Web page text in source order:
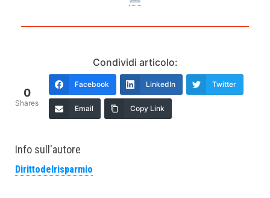
Condividi articolo:
0
Shares
Facebook LinkedIn Twitter
Email Copy Link
Info sull'autore
Dirittodelrisparmio